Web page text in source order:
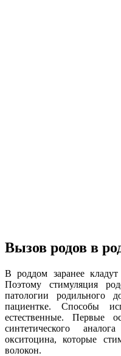
Вызов родов в
В роддом заранее
Поэтому стимуляция
патологии родильного
пациентке. Способы
естественные. Первые
синтетического
окситоцина, которые
волокон.